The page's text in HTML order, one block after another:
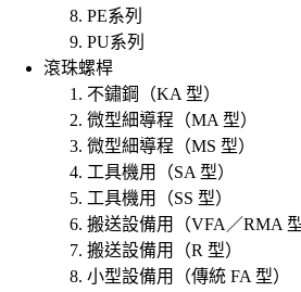
PE系列
PU系列
滾珠螺桿
不鏽鋼（KA 型）
微型細導程（MA 型）
微型細導程（MS 型）
工具機用（SA 型）
工具機用（SS 型）
搬送設備用（VFA／RMA 型
搬送設備用（R 型）
小型設備用（傳統 FA 型）